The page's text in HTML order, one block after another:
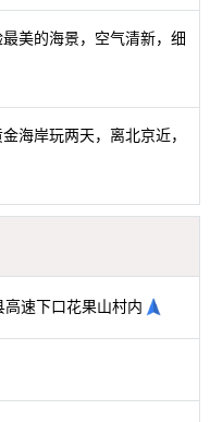
美的海景，空气清新，细
海岸玩两天，离北京近，
速下口花果山村内